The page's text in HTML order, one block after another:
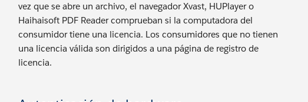
vez que se abre un archivo, el navegador Xvast, HUPlayer o
Haihaisoft PDF Reader comprueban si la computadora del
consumidor tiene una licencia. Los consumidores que no tienen
una licencia válida son dirigidos a una página de registro de
licencia.